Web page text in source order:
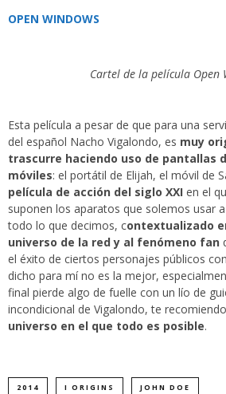
OPEN WINDOWS
Cartel de la película Open
Esta película a pesar de que para una
del español Nacho Vigalondo, es muy
trascurre haciendo uso de pantallas
móviles: el portátil de Elijah, el móvil de
película de acción del siglo XXI en el
suponen los aparatos que solemos usar
todo lo que decimos, contextualizado
universo de la red y al fenómeno fan
el éxito de ciertos personajes públicos
dicho para mí no es la mejor,
final pierde algo de fuelle con un lío de
incondicional de Vigalondo, te
universo en el que todo es posible.
2014 I ORIGINS JOHN DOE